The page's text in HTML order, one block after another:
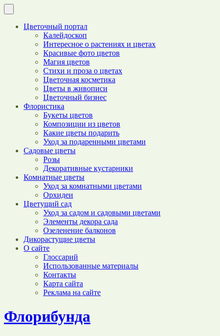
Цветочный портал
Калейдоскоп
Интересное о растениях и цветах
Красивые фото цветов
Магия цветов
Стихи и проза о цветах
Цветочная косметика
Цветы в живописи
Цветочный бизнес
Флористика
Букеты цветов
Композиции из цветов
Какие цветы подарить
Уход за подаренными цветами
Садовые цветы
Розы
Декоративные кустарники
Комнатные цветы
Уход за комнатными цветами
Орхидеи
Цветущий сад
Уход за садом и садовыми цветами
Элементы декора сада
Озеленение балконов
Дикорастущие цветы
О сайте
Глоссарий
Использованные материалы
Контакты
Карта сайта
Реклама на сайте
Флорибунда